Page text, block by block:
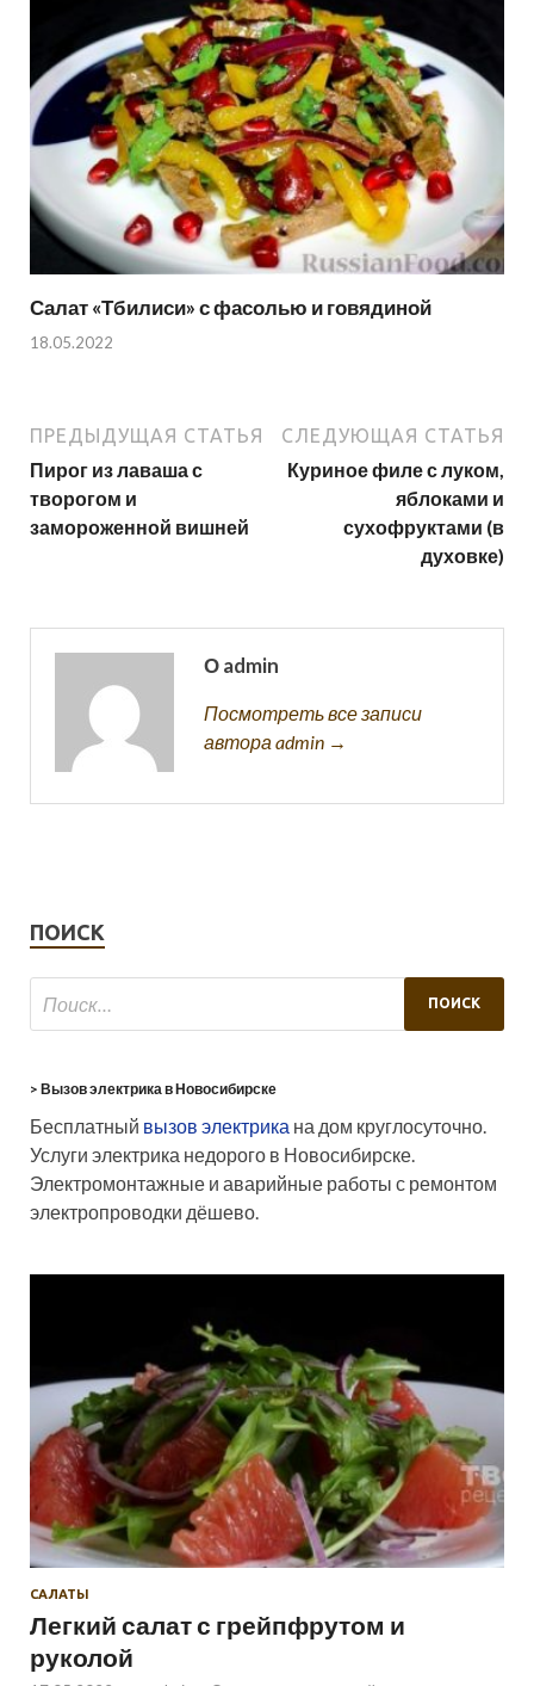
Салат «Тбилиси» с фасолью и говядиной
18.05.2022
ПРЕДЫДУЩАЯ СТАТЬЯ
Пирог из лаваша с
творогом и
замороженной вишней
СЛЕДУЮЩАЯ СТАТЬЯ
Куриное филе с луком,
яблоками и
сухофруктами (в
духовке)
О admin
Посмотреть все записи
автора admin →
ПОИСК
> Вызов электрика в Новосибирске
Бесплатный вызов электрика на дом круглосуточно.
Услуги электрика недорого в Новосибирске.
Электромонтажные и аварийные работы с ремонтом
электропроводки дёшево.
САЛАТЫ
Легкий салат с грейпфрутом и
руколой